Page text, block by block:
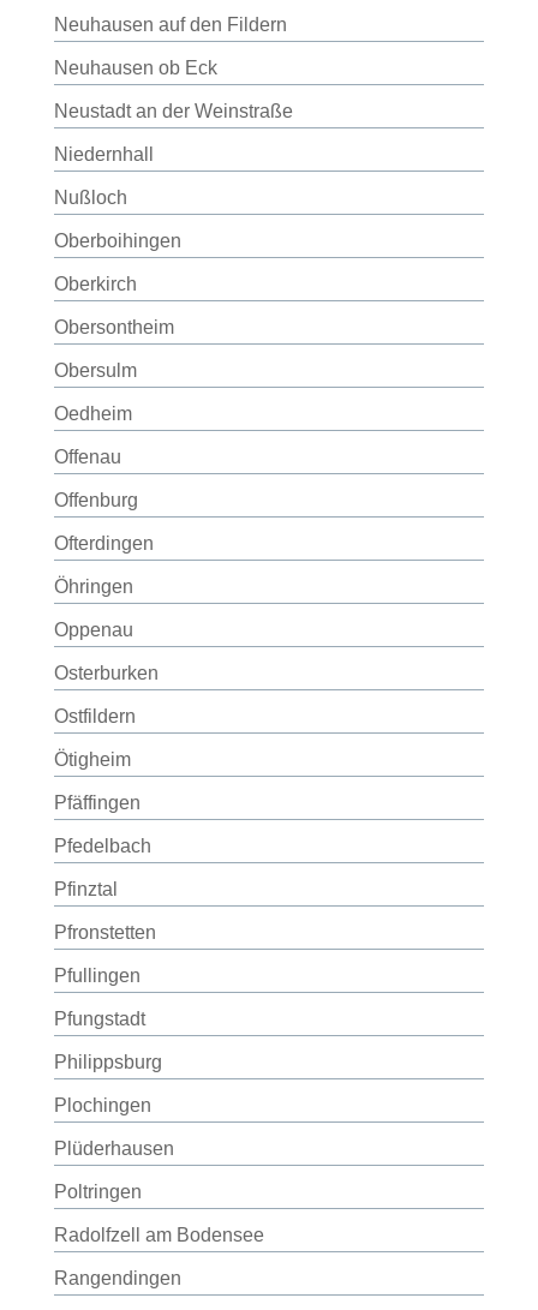
Neuhausen auf den Fildern
Neuhausen ob Eck
Neustadt an der Weinstraße
Niedernhall
Nußloch
Oberboihingen
Oberkirch
Obersontheim
Obersulm
Oedheim
Offenau
Offenburg
Ofterdingen
Öhringen
Oppenau
Osterburken
Ostfildern
Ötigheim
Pfäffingen
Pfedelbach
Pfinztal
Pfronstetten
Pfullingen
Pfungstadt
Philippsburg
Plochingen
Plüderhausen
Poltringen
Radolfzell am Bodensee
Rangendingen